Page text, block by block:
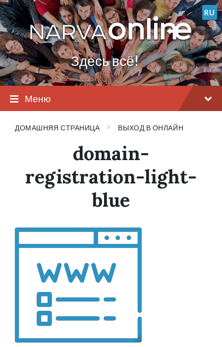
Перейти
к
содержанию
Перейти
к
главной
навигации
Перейти
в
подвал
(футер)
RU
Здесь всё!
Меню
ДОМАШНЯЯ СТРАНИЦА ВЫХОД В ОНЛАЙН
domain-
registration-light-
blue